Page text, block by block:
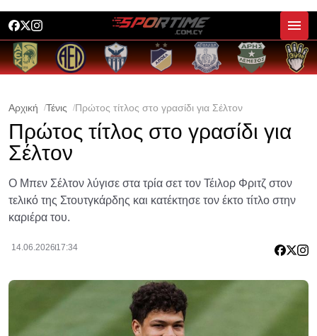
Αρχική Τένις Πρώτος τίτλος στο γρασίδι για Σέλτον
Πρώτος τίτλος στο γρασίδι για
Σέλτον
Ο Μπεν Σέλτον λύγισε στα τρία σετ τον Τέιλορ Φριτζ στον
τελικό της Στουτγκάρδης και κατέκτησε τον έκτο τίτλο στην
καριέρα του.
14.06.2026 17:34